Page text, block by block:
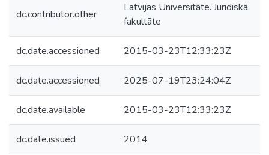
dc.contributor.other
Latvijas Universitāte. Juridiskā
fakultāte
dc.date.accessioned 2015-03-23T12:33:23Z
dc.date.accessioned 2025-07-19T23:24:04Z
dc.date.available 2015-03-23T12:33:23Z
dc.date.issued 2014